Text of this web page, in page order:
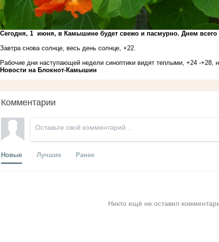
Сегодня, 1 июня, в Камышине будет свежо и пасмурно. Днем всего
Завтра снова солнце, весь день солнце, +22.
Рабочие дни наступающей недели синоптики видят теплыми, +24 -+28,
Новости на Блoкнoт-Камышин
Комментарии
Новые Лучшие Ранее
Никто ещё не оставил